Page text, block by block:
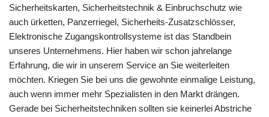
Sicherheitskarten, Sicherheitstechnik & Einbruchschutz wie
auch ürketten, Panzerriegel, Sicherheits-Zusatzschlösser,
Elektronische Zugangskontrollsysteme ist das Standbein
unseres Unternehmens. Hier haben wir schon jahrelange
Erfahrung, die wir in unserem Service an Sie weiterleiten
möchten. Kriegen Sie bei uns die gewohnte einmalige Leistung,
auch wenn immer mehr Spezialisten in den Markt drängen.
Gerade bei Sicherheitstechniken sollten sie keinerlei Abstriche